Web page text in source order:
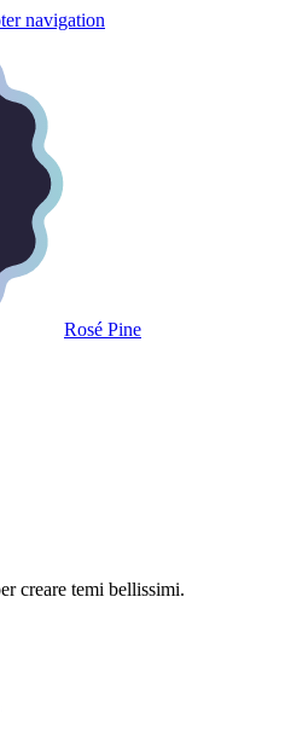
navigation
Rosé Pine
creare temi bellissimi.